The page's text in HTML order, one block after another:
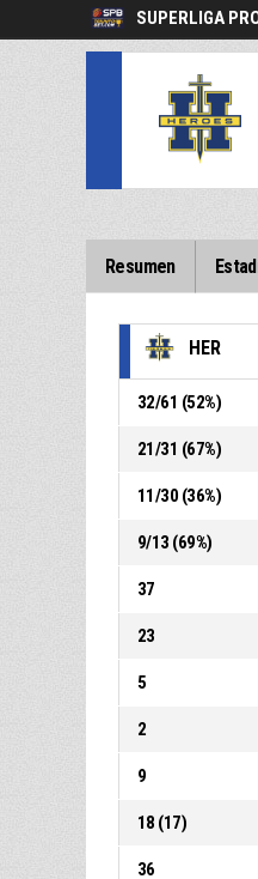
SUPERLIGA
Resumen
HER
32/61 (52%)
21/31 (67%)
11/30 (36%)
9/13 (69%)
37
23
5
2
9
18 (17)
36